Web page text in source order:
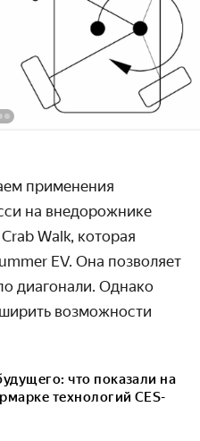
применения
на внедорожнике
Walk, которая
EV. Она позволяет
диагонали. Однако
возможности
что показали на
технологий CES-